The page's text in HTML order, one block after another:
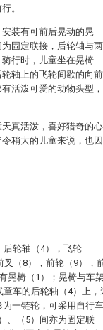
。
装有可前后晃动的晃
固定联接，后轮轴与两
行时，儿童坐在晃椅
轴上的飞轮间歇的向前
活泼可爱的动物头型，
真活泼，喜好猎奇的心
稍大的儿童来说，也因
后轮轴（4），飞轮
叉（8），前轮（9），
晃椅（1）；晃椅与车架
车的后轮轴（4）上，
一链轮，可采用自行车
、（5）间亦为固定联